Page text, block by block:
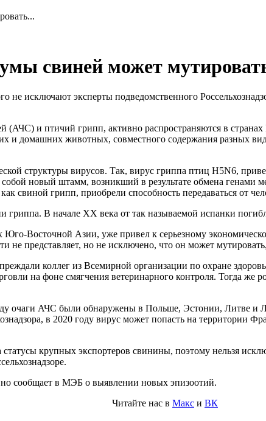
свиней может
не исключают эксперты подведомственного
(АЧС) и птичий грипп, активно распространяются в
и домашних животных, совместного содержания разных
структуры вирусов. Так, вирус гриппа птиц H5N6,
новый штамм, возникший в результате обмена
свиной грипп, приобрели способность передаваться
В начале XX века от так называемой испанки
Юго-Восточной Азии, уже привел к серьезному
не представляет, но не исключено, что он может
коллег из Всемирной организации по охране
на фоне смягчения ветеринарного контроля. Тогда же
очаги АЧС были обнаружены в Польше, Эстонии, Литве и
в 2020 году вирус может попасть на
статусы крупных экспортеров свинины, поэтому нельзя
сообщает в МЭБ о выявлении новых эпизоотий.
Читайте нас в Макс и ВК